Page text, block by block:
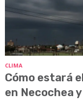
CLIMA
Cómo estará
en Necochea